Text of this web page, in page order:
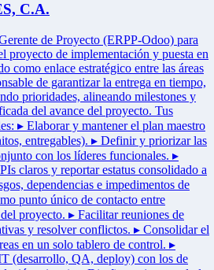
C.A.
de Proyecto (ERPP-Odoo) para
proyecto de implementación y puesta en
como enlace estratégico entre las áreas
de garantizar la entrega en tiempo,
prioridades, alineando milestones y
del avance del proyecto. Tus
▸ Elaborar y mantener el plan maestro
entregables). ▸ Definir y priorizar las
con los líderes funcionales. ▸
claros y reportar estatus consolidado a
dependencias e impedimentos de
punto único de contacto entre
proyecto. ▸ Facilitar reuniones de
y resolver conflictos. ▸ Consolidar el
en un solo tablero de control. ▸
(desarrollo, QA, deploy) con los de